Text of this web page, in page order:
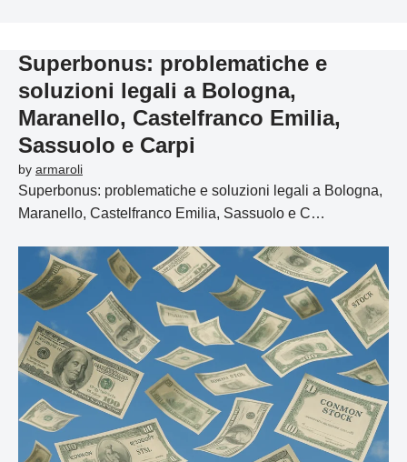
Superbonus: problematiche e
soluzioni legali a Bologna,
Maranello, Castelfranco Emilia,
Sassuolo e Carpi
by armaroli
Superbonus: problematiche e soluzioni legali a Bologna,
Maranello, Castelfranco Emilia, Sassuolo e C…